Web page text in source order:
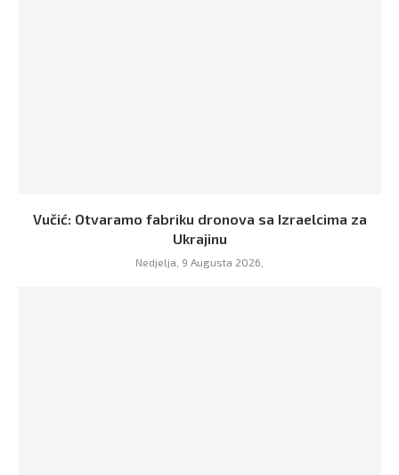
Vučić: Otvaramo fabriku dronova sa Izraelcima za
Ukrajinu
Nedjelja, 9 Augusta 2026,